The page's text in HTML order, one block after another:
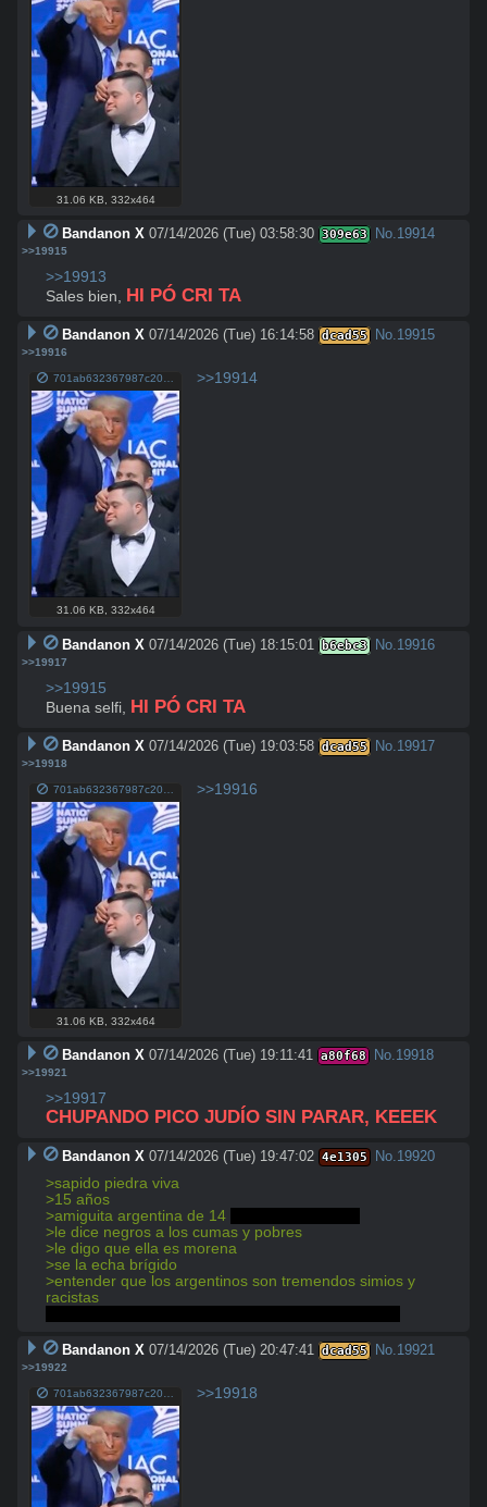
31.06 KB 332x464
Bandanon X 07/14/2026 (Tue) 03:58:30 309e63 No.19914
>>19915
>>19913
Sales bien, HI PÓ CRI TA
Bandanon X 07/14/2026 (Tue) 16:14:58 dcad55 No.19915
>>19916
701ab632367987c20e02d24e8f9898d9db7ac31652348911ffd9d288c6e4b780.jpg
31.06 KB, 332x464
>>19914
Bandanon X 07/14/2026 (Tue) 18:15:01 b6ebc3 No. 19916
>>19917
>>19915
Buena selfi, HI PÓ CRI TA
Bandanon X 07/14/2026 (Tue) 19:03:58 dcad55 No. 19917
>>19918
31.06 KB 332x464
>>19916
Bandanon X 07/14/2026 (Tue) 19:11:41 a80f68 No. 19918
>>19921
>>19917
CHUPANDO PICO JUDÍO SIN PARAR, KEEEK
Bandanon X 07/14/2026 (Tue) 19:47:02 4e1305 No. 19920
>sapido piedra viva
>15 años
>amiguita argentina de 14
>le dice negros a los cumas y pobres
>le digo que ella es morena
>se la echa brígido
>entender que los argentinos son tremendos simios y
racistas
Bandanon X 07/14/2026 (Tue) 20:47:41 dcad55 No. 19921
>>19922
>>19918